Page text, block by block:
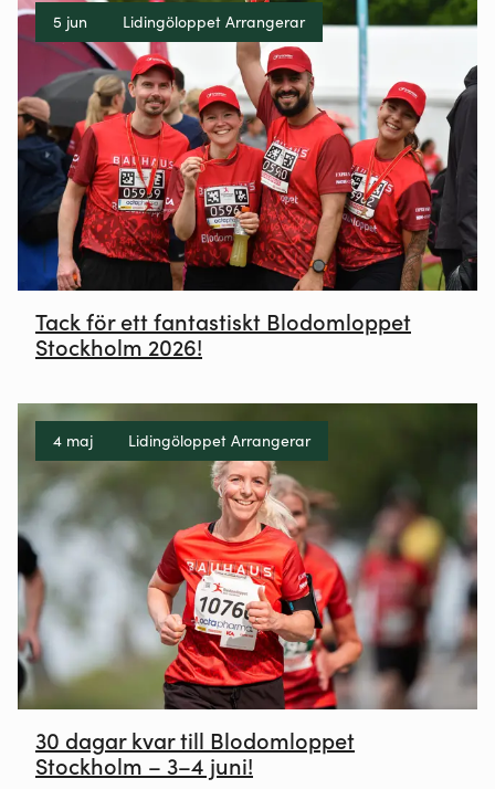
5 jun Lidingöloppet Arrangerar
Tack för ett fantastiskt Blodomloppet
Stockholm 2026!
4 maj Lidingöloppet Arrangerar
30 dagar kvar till Blodomloppet
Stockholm – 3–4 juni!